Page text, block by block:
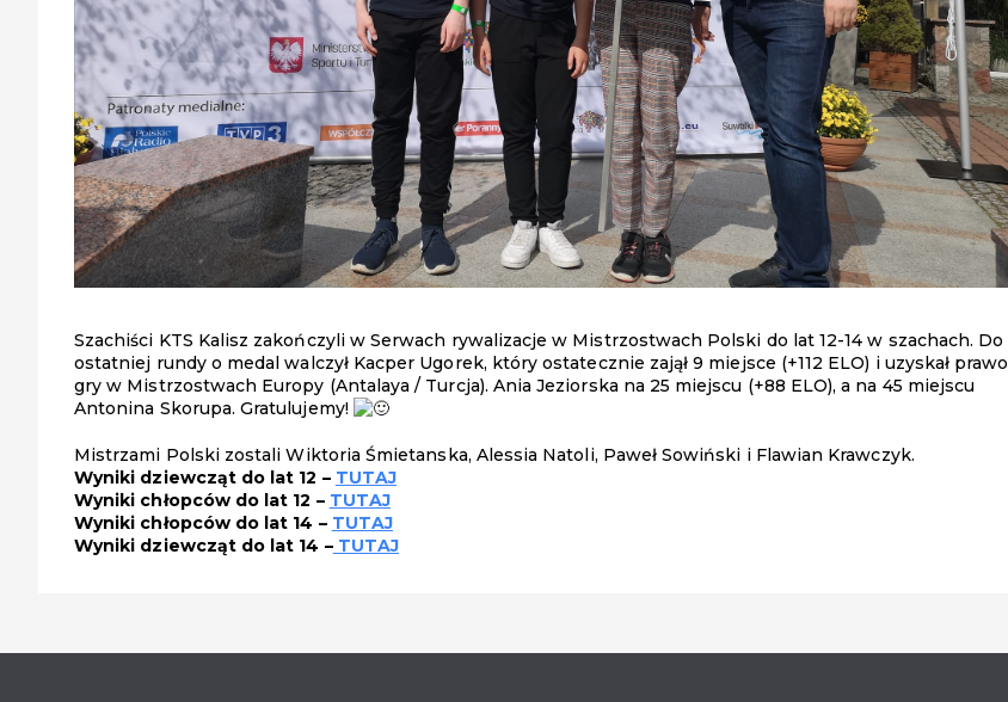
Szachiści KTS Kalisz zakończyli w Serwach rywalizacje w Mistrzostwach Polski do lat 12-14 w szachach. Do
ostatniej rundy o medal walczył Kacper Ugorek, który ostatecznie zajął 9 miejsce (+112 ELO) i uzyskał prawo
gry w Mistrzostwach Europy (Antalaya / Turcja). Ania Jeziorska na 25 miejscu (+88 ELO), a na 45 miejscu
Antonina Skorupa. Gratulujemy!
Mistrzami Polski zostali Wiktoria Śmietanska, Alessia Natoli, Paweł Sowiński i Flawian Krawczyk.
Wyniki dziewcząt do lat 12 – TUTAJ
Wyniki chłopców do lat 12 – TUTAJ
Wyniki chłopców do lat 14 – TUTAJ
Wyniki dziewcząt do lat 14 –TUTAJ